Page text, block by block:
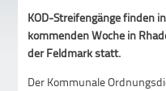
KOD-Streifengänge finden
kommenden Woche in
der Feldmark statt.
Der Kommunale